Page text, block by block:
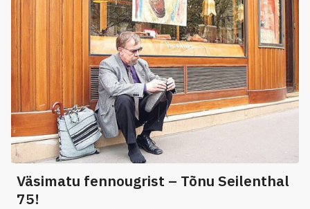
Väsimatu fennougrist – Tõnu Seilenthal
75!